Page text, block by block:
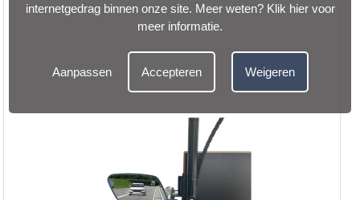
internetgedrag binnen onze site. Meer weten? Klik hier voor
meer informatie.
Aanpassen Accepteren Weigeren